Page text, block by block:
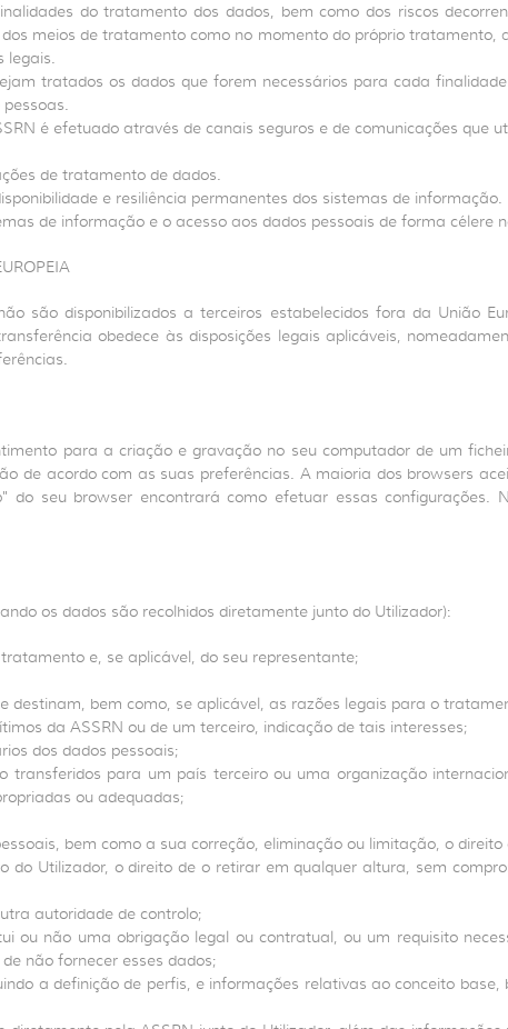
do tratamento dos dados, bem como dos riscos
meios de tratamento como no momento do próprio
legais.
tratados os dados que forem necessários para cada
é efetuado através de canais seguros e de comunicações que
de tratamento de dados.
e resiliência permanentes dos sistemas de informação.
de informação e o acesso aos dados pessoais de forma célere
são disponibilizados a terceiros estabelecidos fora da União
obedece às disposições legais aplicáveis,
para a criação e gravação no seu computador de um
de acordo com as suas preferências. A maioria dos browsers
do seu browser encontrará como efetuar essas
os dados são recolhidos diretamente junto do Utilizador):
e, se aplicável, do seu representante;
destinam, bem como, se aplicável, as razões legais para o
da ASSRN ou de um terceiro, indicação de tais interesses;
dos dados pessoais;
transferidos para um país terceiro ou uma organização
ou adequadas;
bem como a sua correção, eliminação ou limitação, o
do Utilizador, o direito de o retirar em qualquer altura, sem
autoridade de controlo;
ou não uma obrigação legal ou contratual, ou um requisito
não fornecer esses dados;
a definição de perfis, e informações relativas ao conceito